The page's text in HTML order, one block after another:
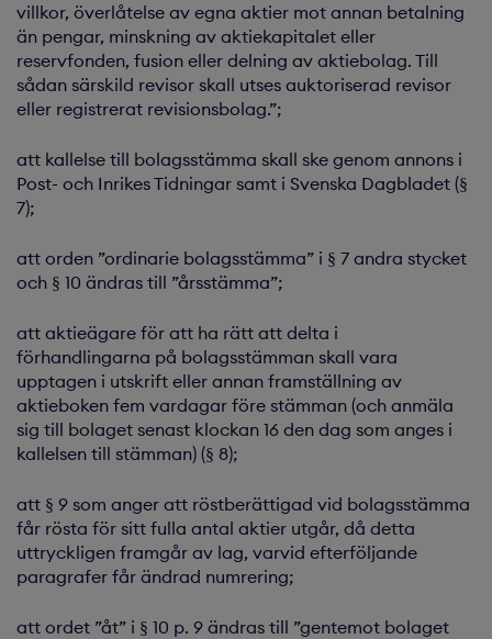
villkor, överlåtelse av egna aktier mot annan betalning
än pengar, minskning av aktiekapitalet eller
reservfonden, fusion eller delning av aktiebolag. Till
sådan särskild revisor skall utses auktoriserad revisor
eller registrerat revisionsbolag.”;
att kallelse till bolagsstämma skall ske genom annons i
Post- och Inrikes Tidningar samt i Svenska Dagbladet (§
7);
att orden ”ordinarie bolagsstämma” i § 7 andra stycket
och § 10 ändras till ”årsstämma”;
att aktieägare för att ha rätt att delta i
förhandlingarna på bolagsstämman skall vara
upptagen i utskrift eller annan framställning av
aktieboken fem vardagar före stämman (och anmäla
sig till bolaget senast klockan 16 den dag som anges i
kallelsen till stämman) (§ 8);
att § 9 som anger att röstberättigad vid bolagsstämma
får rösta för sitt fulla antal aktier utgår, då detta
uttryckligen framgår av lag, varvid efterföljande
paragrafer får ändrad numrering;
att ordet ”åt” i § 10 p. 9 ändras till ”gentemot bolaget